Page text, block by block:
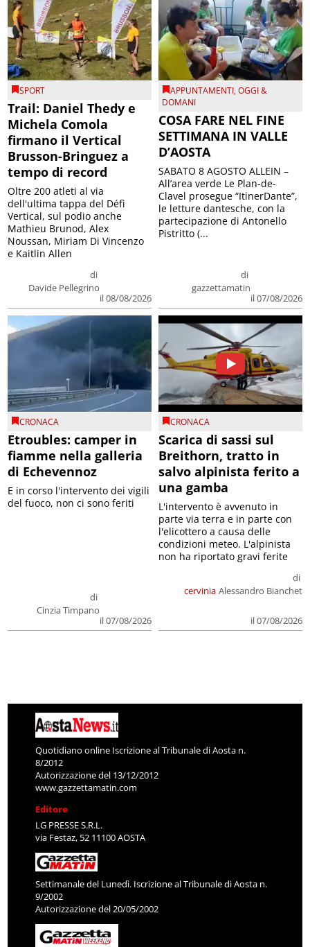
SPORT
Trail: Daniel Thedy e
Michela Comola
firmano il Vertical
Brusson-Bringuez a
tempo di record
di
Davide Pellegrino
il 08/08/2026
Oltre 200 atleti al via
dell'ultima tappa del Défì
Vertical, sul podio anche
Mathieu Brunod, Alex
Noussan, Miriam Di Vincenzo
e Kaitlin Allen
APPUNTAMENTI,OGGI &
DOMANI
COSA FARE NEL FINE
SETTIMANA IN VALLE
D’AOSTA
di
gazzettamatin
il 07/08/2026
SABATO 8 AGOSTO ALLEIN –
All’area verde Le Plan-de-
Clavel prosegue “ItinerDante”,
le letture dantesche, con la
partecipazione di Antonello
Pistritto (...
CRONACA
Etroubles: camper in
fiamme nella galleria
di Echevennoz
di
Cinzia Timpano
il 07/08/2026
E in corso l'intervento dei vigili
del fuoco, non ci sono feriti
CRONACA
Scarica di sassi sul
Breithorn, tratto in
salvo alpinista ferito a
una gamba
cervinia
di
Alessandro Bianchet
il 07/08/2026
L'intervento è avvenuto in
parte via terra e in parte con
l'elicottero a causa delle
condizioni meteo. L'alpinista
non ha riportato gravi ferite
Quotidiano online Iscrizione al Tribunale di Aosta n.
8/2012
Autorizzazione del 13/12/2012
www.gazzettamatin.com
Editore
LG PRESSE S.R.L.
via Festaz, 52 11100 AOSTA
Settimanale del Lunedì. Iscrizione al Tribunale di Aosta n.
9/2002
Autorizzazione del 20/05/2002